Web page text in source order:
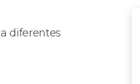
diferentes